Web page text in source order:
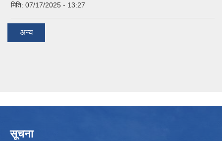
मिति: 07/17/2025 - 13:27
अन्य
सूचना